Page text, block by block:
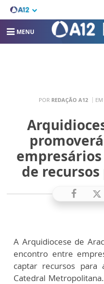
MENU
POR REDAÇÃO A12 EM
de
A Arquidiocese de
encontro entre
captar recursos
Catedral